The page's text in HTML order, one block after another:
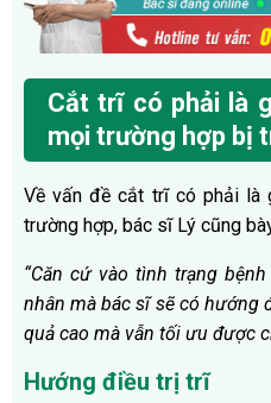
Cắt trĩ có phải là
mọi trường hợp bị
Về vấn đề cắt trĩ có phải
trường hợp, bác sĩ Lý cũng
“Căn cứ vào tình trạng
nhân mà bác sĩ sẽ có hướng
quả cao mà vẫn tối ưu được
Hướng điều trị trĩ